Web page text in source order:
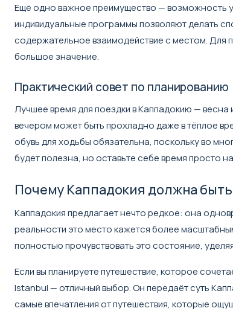
Ещё одно важное преимущество — возможность
индивидуальные программы позволяют делать
содержательное взаимодействие с местом. Для
большое значение.
Практический совет по планированию
Лучшее время для поездки в Каппадокию —
вечером может быть прохладно даже в тёплое
обувь для ходьбы обязательна, поскольку во
будет полезна, но оставьте себе время просто
Почему Каппадокия должна
Каппадокия предлагает нечто редкое: она
реальности это место кажется более
полностью прочувствовать это состояние,
Если вы планируете путешествие, которое
Istanbul — отличный выбор. Он передаёт суть
самые впечатления от путешествия, которые